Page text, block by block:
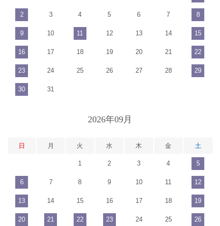
2 3 4 5 6 7 8
9 10 11 12 13 14 15
16 17 18 19 20 21 22
23 24 25 26 27 28 29
30 31
2026年09月
日 月 火 水 木 金 土
1 2 3 4 5
6 7 8 9 10 11 12
13 14 15 16 17 18 19
20 21 22 23 24 25 26